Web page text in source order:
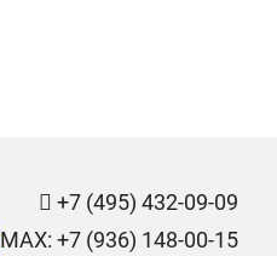
+7 (495) 432-09-09
MAX: +7 (936) 148-00-15